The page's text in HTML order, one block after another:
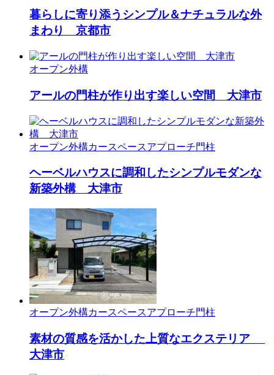
暮らしに寄り添うシンプル＆ナチュラルな外
まわり 京都市
オープン外構
アールの門柱が作り出す楽しい空間 大津市
オープン外構カースペースアプローチ門柱
ヘーベルハウスに調和したシンプルモダンな
新築外構 大津市
オープン外構カースペースアプローチ門柱
素材の質感を活かした上質なエクステリア
大津市